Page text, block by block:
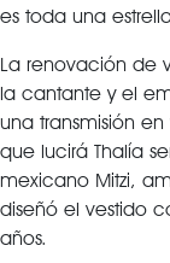
es toda una
La renovación de
la cantante y el
una transmisión
que lucirá Thalía
mexicano Mitzi,
diseñó el vestido
años.